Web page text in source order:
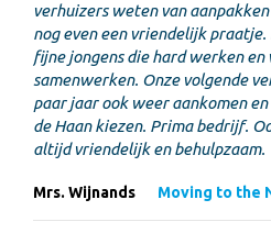
verhuizers weten van
nog even een vriendelijk
fijne jongens die hard werken en
samenwerken. Onze volgende
paar jaar ook weer aankomen
de Haan kiezen. Prima bedrijf.
altijd vriendelijk en behulpzaam.
Mrs. Wijnands Moving to the